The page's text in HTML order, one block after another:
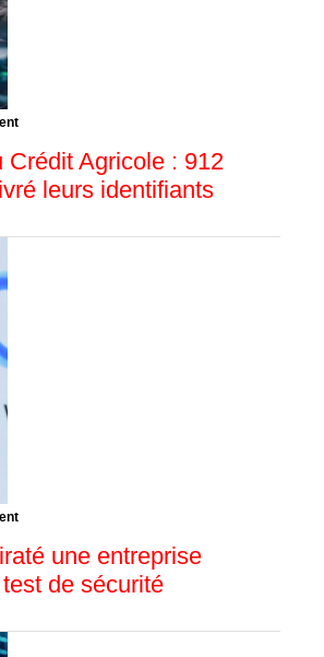
Crédit Agricole : 912
leurs identifiants
une entreprise
de sécurité